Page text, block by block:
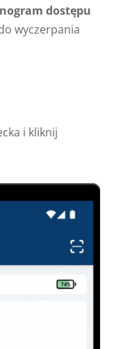
dostępu
wyczerpania
i kliknij